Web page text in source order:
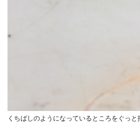
くちばしのようになっているところをぐっと